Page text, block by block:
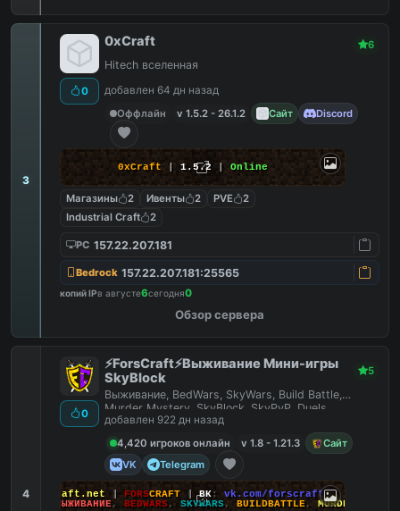
3
0
0xCraft 6
Hitech вселенная
добавлен 64 дн назад
Оффлайн
v 1.5.2 - 26.1.2 Сайт Discord
0xCraft | 1.5.2 | Online
Магазины 2 Ивенты 2 PVE
2
Industrial Craft
2
PC 157.22.207.181
Bedrock 157.22.207.181:25565
копий IPв августе6сегодня0
Обзор сервера
4
0
⚡ForsCraft⚡Выживание Мини-игры
SkyBlock
5
Выживание, BedWars, SkyWars, Build Battle,
Murder Mystery, SkyBlock, SkyPvP, Duels,
HideAndSeek
добавлен 922 дн назад
4,420 игроков онлайн
v 1.8 - 1.21.3
Сайт
VK
Telegram
ForsCraft.net FORSCRAFT ВК:
vk.com/forscraft
ВЫЖИВАНИЕ, BEDWARS, SKYWARS, BUILDBATTLE, MURDERMYSTERY